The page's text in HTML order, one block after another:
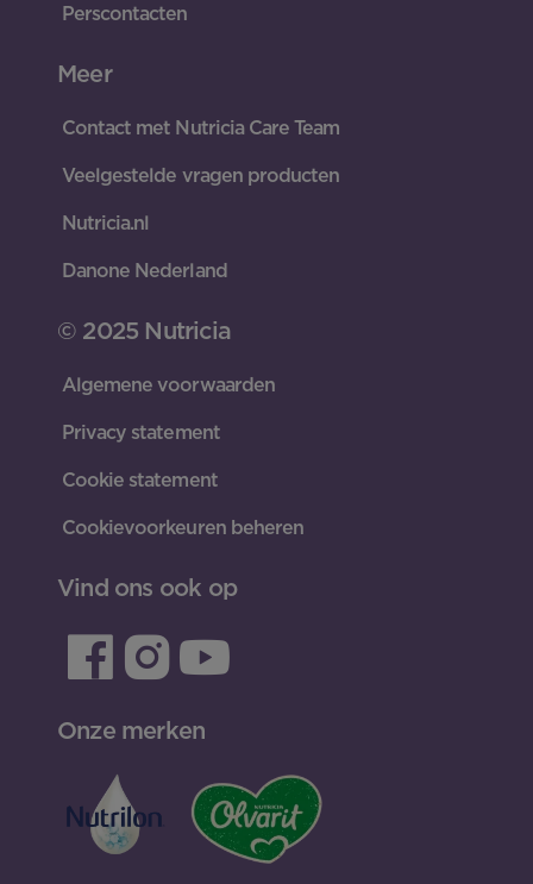
Perscontacten
Meer
Contact met Nutricia Care Team
Veelgestelde vragen producten
Nutricia.nl
Danone Nederland
© 2025 Nutricia
Algemene voorwaarden
Privacy statement
Cookie statement
Cookievoorkeuren beheren
Vind ons ook op
Onze merken